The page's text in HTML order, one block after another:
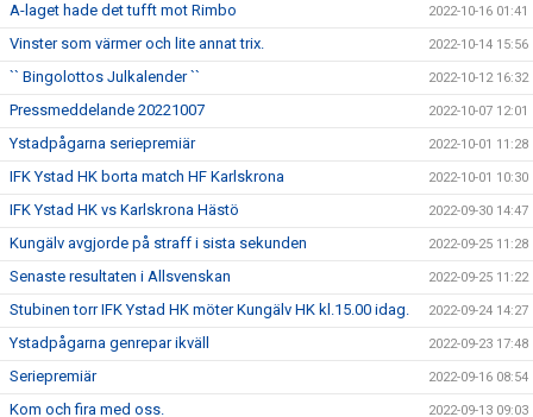
A-laget hade det tufft mot Rimbo 2022-10-16 01:41
Vinster som värmer och lite annat trix. 2022-10-14 15:56
`` Bingolottos Julkalender `` 2022-10-12 16:32
Pressmeddelande 20221007 2022-10-07 12:01
Ystadpågarna seriepremiär 2022-10-01 11:28
IFK Ystad HK borta match HF Karlskrona 2022-10-01 10:30
IFK Ystad HK vs Karlskrona Hästö 2022-09-30 14:47
Kungälv avgjorde på straff i sista sekunden 2022-09-25 11:28
Senaste resultaten i Allsvenskan 2022-09-25 11:22
Stubinen torr IFK Ystad HK möter Kungälv HK kl.15.00 idag. 2022-09-24 14:27
Ystadpågarna genrepar ikväll 2022-09-23 17:48
Seriepremiär 2022-09-16 08:54
Kom och fira med oss. 2022-09-13 09:03